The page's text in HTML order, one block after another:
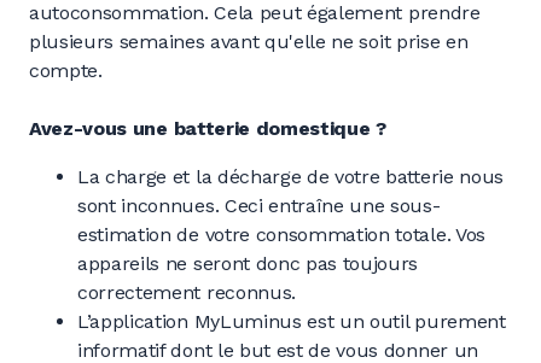
autoconsommation. Cela peut également prendre
plusieurs semaines avant qu'elle ne soit prise en
compte.
Avez-vous une batterie domestique ?
La charge et la décharge de votre batterie nous
sont inconnues. Ceci entraîne une sous-
estimation de votre consommation totale. Vos
appareils ne seront donc pas toujours
correctement reconnus.
L’application MyLuminus est un outil purement
informatif dont le but est de vous donner un